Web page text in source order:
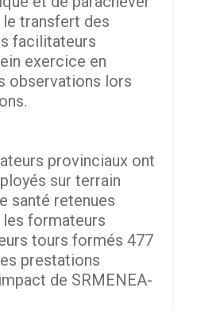
transfert des
facilitateurs
exercice en
observations lors
provinciaux ont
sur terrain
santé retenues
les formateurs
tours formés 477
prestations
de SRMENEA-